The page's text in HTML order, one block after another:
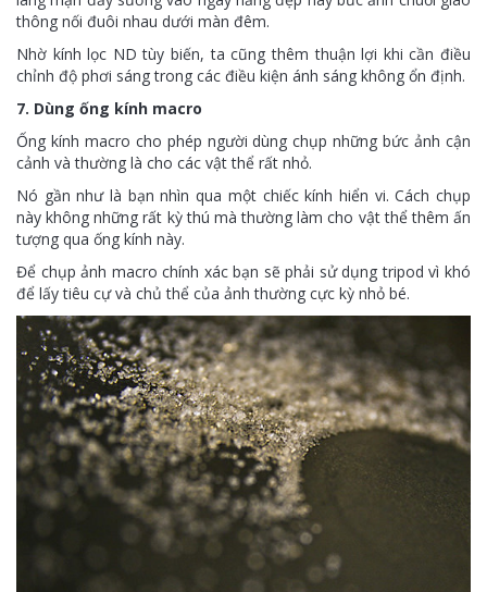
thông nối đuôi nhau dưới màn đêm.
Nhờ kính lọc ND tùy biến, ta cũng thêm thuận lợi khi cần điều
chỉnh độ phơi sáng trong các điều kiện ánh sáng không ổn định.
7. Dùng ống kính macro
Ống kính macro cho phép người dùng chụp những bức ảnh cận
cảnh và thường là cho các vật thể rất nhỏ.
Nó gần như là bạn nhìn qua một chiếc kính hiển vi. Cách chụp
này không những rất kỳ thú mà thường làm cho vật thể thêm ấn
tượng qua ống kính này.
Để chụp ảnh macro chính xác bạn sẽ phải sử dụng tripod vì khó
để lấy tiêu cự và chủ thể của ảnh thường cực kỳ nhỏ bé.